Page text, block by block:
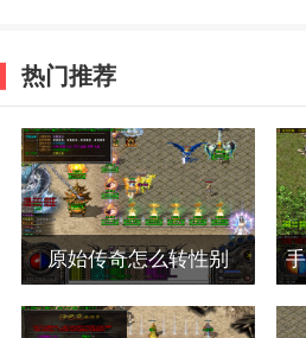
热门推荐
原始传奇怎么转性别